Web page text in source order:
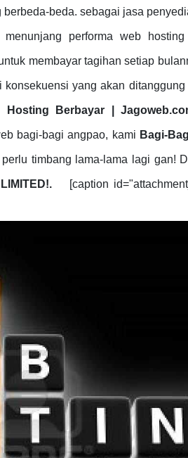
beda. sebagai jasa
performa web
membayar tagihan setiap
yang akan
Hosting Berbayar |
bagi-bagi angpao, kami Bagi-
timbang lama-lama lagi gan!
!. [caption